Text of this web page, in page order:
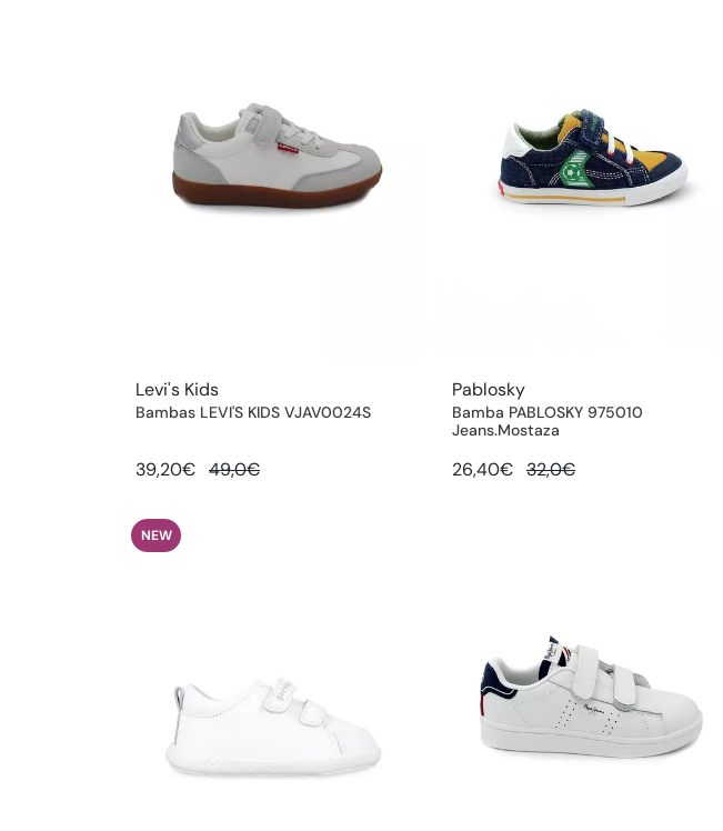
Levi's Kids
Bambas LEVI'S KIDS VJAV0024S
39,20€ 49,0€
Pablosky
Bamba PABLOSKY 975010
Jeans.Mostaza
26,40€ 32,0€
NEW